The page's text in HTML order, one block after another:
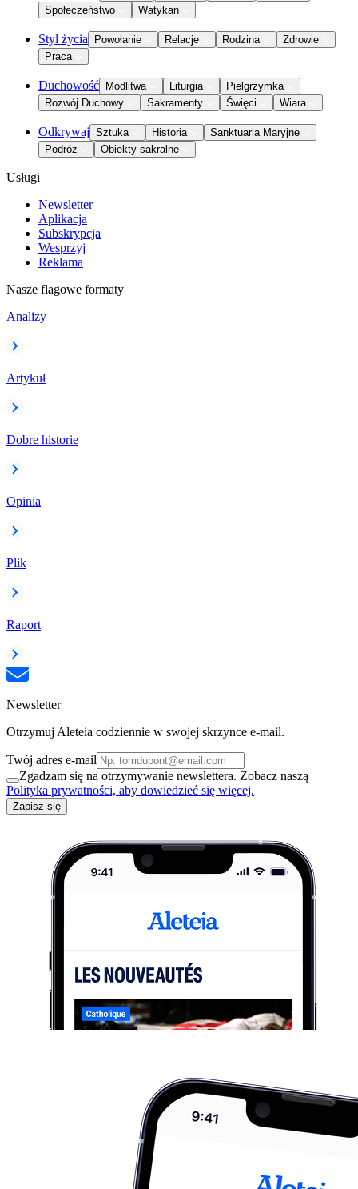
Społeczeństwo
Watykan
Styl życia Powołanie Relacje Rodzina
Zdrowie
Praca
Duchowość Modlitwa Liturgia
Pielgrzymka
Rozwój Duchowy
Sakramenty Święci Wiara
Odkrywaj Sztuka Historia
Sanktuaria Maryjne
Podróż
Obiekty sakralne
Usługi
Newsletter
Aplikacja
Subskrypcja
Wesprzyj
Reklama
Nasze flagowe formaty
Analizy
Artykuł
Dobre historie
Opinia
Plik
Raport
Newsletter
Otrzymuj Aleteia codziennie w swojej skrzynce e-mail.
Twój adres e-mail
Zgadzam się na otrzymywanie newslettera. Zobacz naszą
Polityka prywatności, aby dowiedzieć się więcej.
Zapisz się